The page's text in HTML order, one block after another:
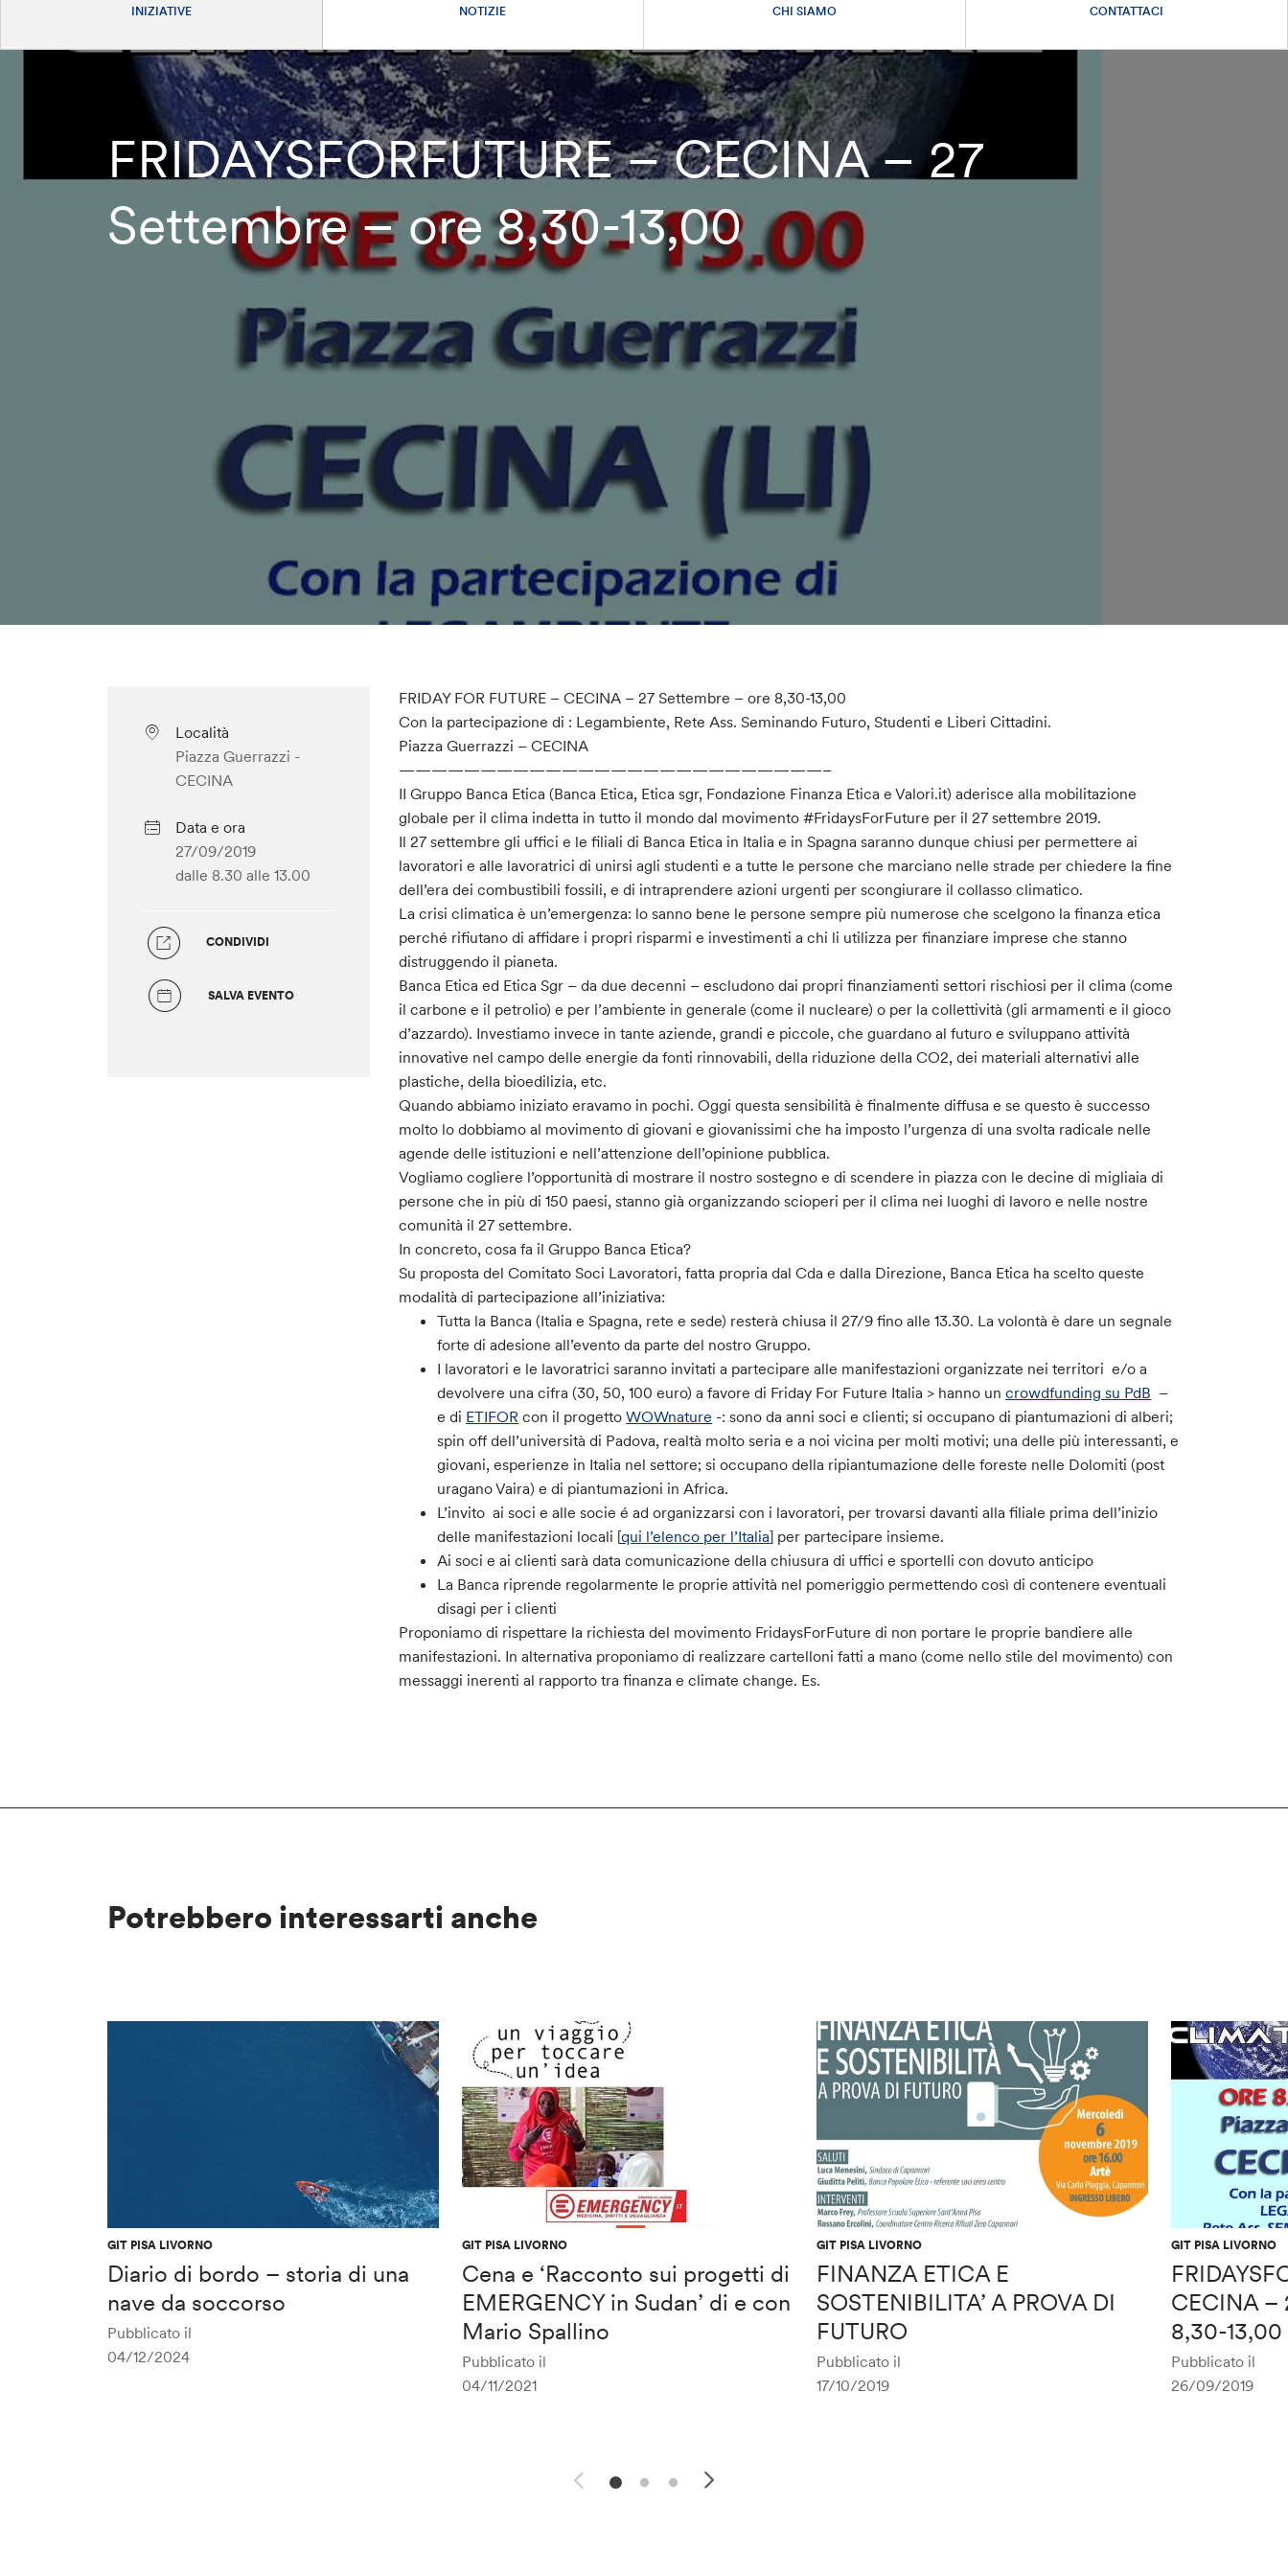
INIZIATIVE NOTIZIE CHI SIAMO CONTATTACI
FRIDAYSFORFUTURE – CECINA – 27
Settembre – ore 8,30-13,00
Località
Piazza Guerrazzi -
CECINA
Data e ora
27/09/2019
dalle 8.30 alle 13.00
CONDIVIDI
SALVA EVENTO
FRIDAY FOR FUTURE – CECINA – 27 Settembre – ore 8,30-13,00
Con la partecipazione di : Legambiente, Rete Ass. Seminando Futuro, Studenti e Liberi Cittadini.
Piazza Guerrazzi – CECINA
——————————————————————————–
II Gruppo Banca Etica (Banca Etica, Etica sgr, Fondazione Finanza Etica e Valori.it) aderisce alla mobilitazione
globale per il clima indetta in tutto il mondo dal movimento #FridaysForFuture per il 27 settembre 2019.
Il 27 settembre gli uffici e le filiali di Banca Etica in Italia e in Spagna saranno dunque chiusi per permettere ai
lavoratori e alle lavoratrici di unirsi agli studenti e a tutte le persone che marciano nelle strade per chiedere la fine
dell’era dei combustibili fossili, e di intraprendere azioni urgenti per scongiurare il collasso climatico.
La crisi climatica è un’emergenza: lo sanno bene le persone sempre più numerose che scelgono la finanza etica
perché rifiutano di affidare i propri risparmi e investimenti a chi li utilizza per finanziare imprese che stanno
distruggendo il pianeta.
Banca Etica ed Etica Sgr – da due decenni – escludono dai propri finanziamenti settori rischiosi per il clima (come
il carbone e il petrolio) e per l’ambiente in generale (come il nucleare) o per la collettività (gli armamenti e il gioco
d’azzardo). Investiamo invece in tante aziende, grandi e piccole, che guardano al futuro e sviluppano attività
innovative nel campo delle energie da fonti rinnovabili, della riduzione della CO2, dei materiali alternativi alle
plastiche, della bioedilizia, etc.
Quando abbiamo iniziato eravamo in pochi. Oggi questa sensibilità è finalmente diffusa e se questo è successo
molto lo dobbiamo al movimento di giovani e giovanissimi che ha imposto l’urgenza di una svolta radicale nelle
agende delle istituzioni e nell’attenzione dell’opinione pubblica.
Vogliamo cogliere l’opportunità di mostrare il nostro sostegno e di scendere in piazza con le decine di migliaia di
persone che in più di 150 paesi, stanno già organizzando scioperi per il clima nei luoghi di lavoro e nelle nostre
comunità il 27 settembre.
In concreto, cosa fa il Gruppo Banca Etica?
Su proposta del Comitato Soci Lavoratori, fatta propria dal Cda e dalla Direzione, Banca Etica ha scelto queste
modalità di partecipazione all’iniziativa:
Tutta la Banca (Italia e Spagna, rete e sede) resterà chiusa il 27/9 fino alle 13.30. La volontà è dare un segnale
forte di adesione all’evento da parte del nostro Gruppo.
I lavoratori e le lavoratrici saranno invitati a partecipare alle manifestazioni organizzate nei territori e/o a
devolvere una cifra (30, 50, 100 euro) a favore di Friday For Future Italia > hanno uncrowdfunding su PdB –
e di ETIFOR con il progettoWOWnature -: sono da anni soci e clienti; si occupano di piantumazioni di alberi;
spin off dell’università di Padova, realtà molto seria e a noi vicina per molti motivi; una delle più interessanti, e
giovani, esperienze in Italia nel settore; si occupano della ripiantumazione delle foreste nelle Dolomiti (post
uragano Vaira) e di piantumazioni in Africa.
L’invito ai soci e alle socie é ad organizzarsi con i lavoratori, per trovarsi davanti alla filiale prima dell’inizio
delle manifestazioni locali [qui l’elenco per l’Italia] per partecipare insieme.
Ai soci e ai clienti sarà data comunicazione della chiusura di uffici e sportelli con dovuto anticipo
La Banca riprende regolarmente le proprie attività nel pomeriggio permettendo così di contenere eventuali
disagi per i clienti
Proponiamo di rispettare la richiesta del movimento FridaysForFuture di non portare le proprie bandiere alle
manifestazioni. In alternativa proponiamo di realizzare cartelloni fatti a mano (come nello stile del movimento) con
messaggi inerenti al rapporto tra finanza e climate change. Es.
Potrebbero interessarti anche
GIT PISA LIVORNO
Diario di bordo – storia di una
nave da soccorso
Pubblicato il
04/12/2024
GIT PISA LIVORNO
Cena e ‘Racconto sui progetti di
EMERGENCY in Sudan’ di e con
Mario Spallino
Pubblicato il
04/11/2021
GIT PISA LIVORNO
FINANZA ETICA E
SOSTENIBILITA’ A PROVA DI
FUTURO
Pubblicato il
17/10/2019
GIT PISA LIVORNO
CECINA –
8,30-13,00
Pubblicato il
26/09/2019